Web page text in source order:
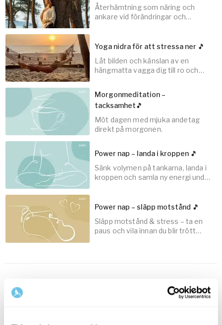
20min
Återhämtning som näring och
ankare vid förändringar och
Yoga nidra för att stressa ner 🎵
Låt bilden och känslan av en
hängmatta vagga dig till ro och
5 min
Morgonmeditation –
tacksamhet🎵
Möt dagen med mjuka andetag
direkt på morgonen.
10min
Power nap – landa i kroppen 🎵
Sänk volymen på tankarna, landa i
kroppen och samla ny energi under
Power nap – släpp motstånd 🎵
Släpp motstånd & stress – ta en
paus och vila innan du blir trött
Related bundles